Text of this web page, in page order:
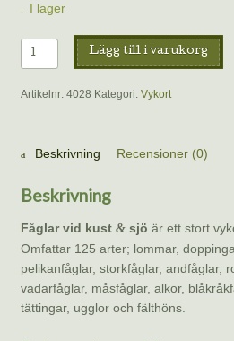
I lager
Vykort
–
Fåglar
mängd
Lägg till i varukorg
Artikelnr: 4028 Kategori: Vykort
Beskrivning Recensioner (0)
Beskrivning
Fåglar vid kust &sjö är ett stort
Omfattar 125 arter; lommar,
pelikanfåglar, storkfåglar, andfåglar,
vadarfåglar, måsfåglar, alkor,
tättingar, ugglor och fälthöns.